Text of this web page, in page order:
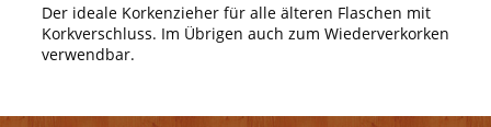
Der ideale Korkenzieher für alle älteren Flaschen mit
Korkverschluss. Im Übrigen auch zum Wiederverkorken
verwendbar.